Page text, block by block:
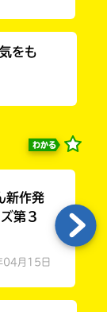
をも
わかる
新作発
第３
月15日